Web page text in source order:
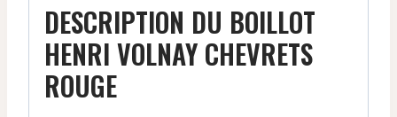
DESCRIPTION DU BOILLOT
HENRI VOLNAY CHEVRETS
ROUGE